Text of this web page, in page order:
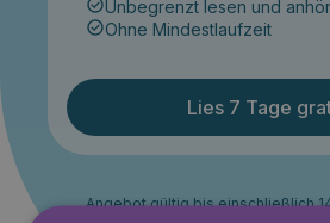
Unbegrenzt lesen und
Ohne Mindestlaufzeit
Lies 7 Tage
Angebot gültig bis einschließlich